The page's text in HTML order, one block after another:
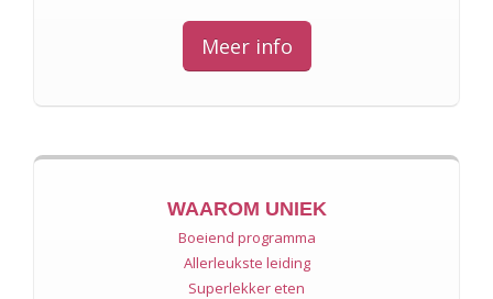
Meer info
WAAROM UNIEK
Boeiend programma
Allerleukste leiding
Superlekker eten